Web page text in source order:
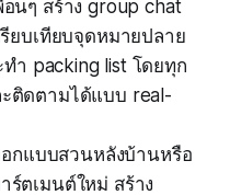
นๆ สร้าง group chat
ยบเทียบจุดหมายปลาย
ำ packing list โดยทุก
ติดตามได้แบบ real-
กแบบสวนหลังบ้านหรือ
ตเมนต์ใหม่ สร้าง